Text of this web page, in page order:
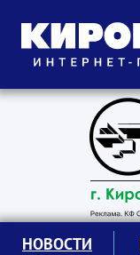
Следите за новостями:
НОВОСТИ